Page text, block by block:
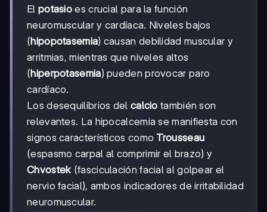
El potasio es crucial para la función
neuromuscular y cardíaca. Niveles bajos
(hipopotasemia) causan debilidad muscular y
arritmias, mientras que niveles altos
(hiperpotasemia) pueden provocar paro
cardíaco.
Los desequilibrios del calcio también son
relevantes. La hipocalcemia se manifiesta con
signos característicos como Trousseau
(espasmo carpal al comprimir el brazo) y
Chvostek(fasciculación facial al golpear el
nervio facial), ambos indicadores de irritabilidad
neuromuscular.